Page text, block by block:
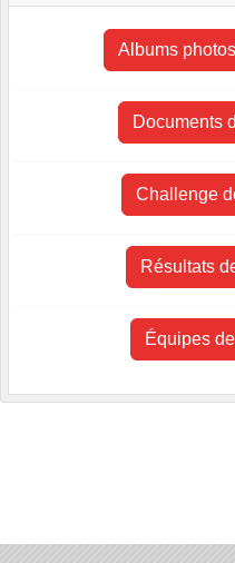
Albums
Documents
Challenge
Résultats
Équipes